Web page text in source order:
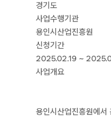
경기도
사업수행기관
용인시산업진흥원
신청기간
2025.02.19 ~
사업개요
용인시산업진흥원에서